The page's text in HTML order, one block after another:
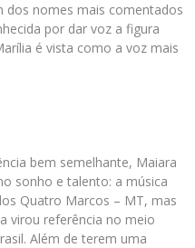
dos nomes mais comentados
por dar voz a figura
é vista como a voz mais
bem semelhante, Maiara
sonho e talento: a música
Quatro Marcos – MT, mas
virou referência no meio
Além de terem uma